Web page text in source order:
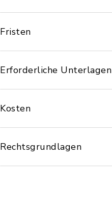
Fristen
Erforderliche Unterlagen
Kosten
Rechtsgrundlagen